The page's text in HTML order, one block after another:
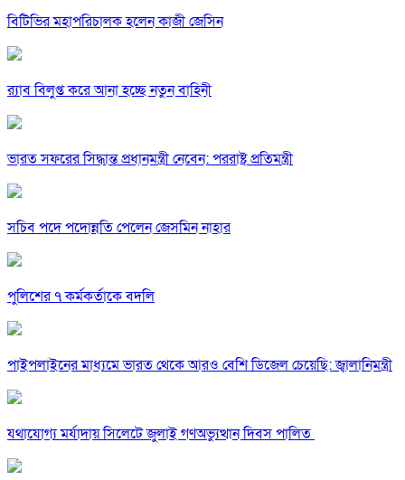
বিটিভির মহাপরিচালক হলেন কাজী জেসিন
র‍্যাব বিলুপ্ত করে আনা হচ্ছে নতুন বাহিনী
ভারত সফরের সিদ্ধান্ত প্রধানমন্ত্রী নেবেন: পররাষ্ট্র প্রতিমন্ত্রী
সচিব পদে পদোন্নতি পেলেন জেসমিন নাহার
পুলিশের ৭ কর্মকর্তাকে বদলি
পাইপলাইনের মাধ্যমে ভারত থেকে আরও বেশি ডিজেল চেয়েছি: জ্বালানিমন্ত্রী
যথাযোগ্য মর্যাদায় সিলেটে জুলাই গণঅভ্যুত্থান দিবস পালিত